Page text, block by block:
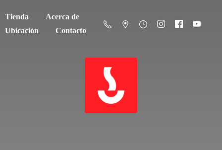
Tienda
Acerca de
Ubicación
Contacto